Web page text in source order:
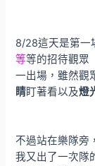
8/28這天是第一
等等的招待觀眾
一出場，雖然觀
睛盯著看以及燈
不過站在樂隊旁
我又出了一次隊